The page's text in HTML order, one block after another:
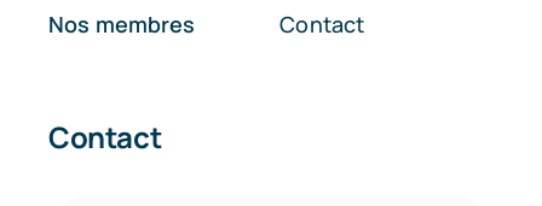
Nos membres
Contact
Contact